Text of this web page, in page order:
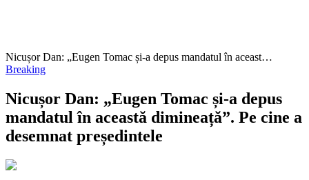
Nicușor Dan: „Eugen Tomac și-a depus mandatul în aceast…
Breaking
Nicușor Dan: „Eugen Tomac și-a depus
mandatul în această dimineață”. Pe cine a
desemnat președintele